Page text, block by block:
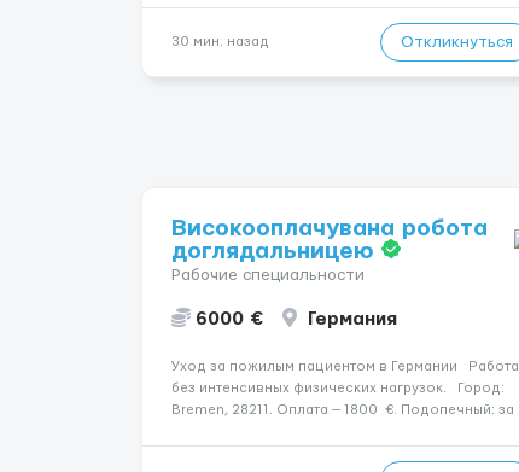
заработная плата 💚Мы гарантируем Наличие
30 мин. назад Откликнуться
Високооплачувана робота
доглядальницею
Рабочие специальности
6000 € Германия
Уход за пожилым пациентом в Германии Работа
без интенсивных физических нагрузок. Город:
Bremen, 28211. Оплата — 1800 €. Подопечный: за